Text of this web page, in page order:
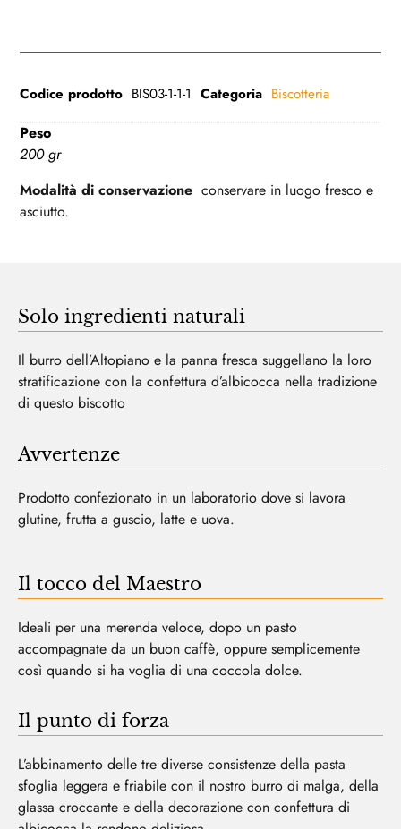
Codice prodotto BIS03-1-1-1 Categoria Biscotteria
Peso
200 gr
Modalità di conservazione conservare in luogo fresco e
asciutto.
Solo ingredienti naturali
Il burro dell’Altopiano e la panna fresca suggellano la loro
stratificazione con la confettura d’albicocca nella tradizione
di questo biscotto
Avvertenze
Prodotto confezionato in un laboratorio dove si lavora
glutine, frutta a guscio, latte e uova.
Il tocco del Maestro
Ideali per una merenda veloce, dopo un pasto
accompagnate da un buon caffè, oppure semplicemente
così quando si ha voglia di una coccola dolce.
Il punto di forza
L’abbinamento delle tre diverse consistenze della pasta
sfoglia leggera e friabile con il nostro burro di malga, della
glassa croccante e della decorazione con confettura di